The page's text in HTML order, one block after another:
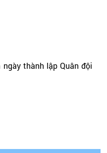
thành lập Quân đội